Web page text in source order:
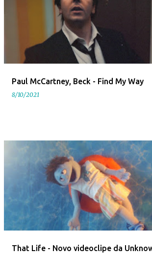
Paul McCartney, Beck - Find My Way
8/10/2021
That Life - Novo videoclipe da